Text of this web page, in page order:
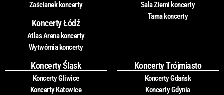
Zaścianek koncerty
Koncerty Łódź
Atlas Arena koncerty
Wytwórnia koncerty
Sala Ziemi koncerty
Tama koncerty
Koncerty Śląsk
Koncerty Gliwice
Koncerty Katowice
Koncerty Trójmiasto
Koncerty Gdańsk
Koncerty Gdynia